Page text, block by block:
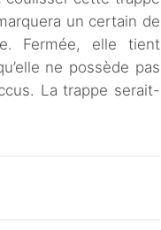
un certain de
Fermée, elle tient
ne possède pas
La trappe serait-